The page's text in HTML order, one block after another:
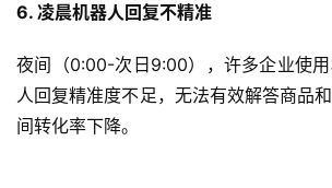
6. 凌晨机器人回复不精准
夜间（0:00-次日9:00），许多企业使
人回复精准度不足，无法有效解答商品
间转化率下降。